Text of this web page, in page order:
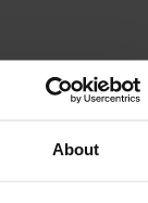
About
”